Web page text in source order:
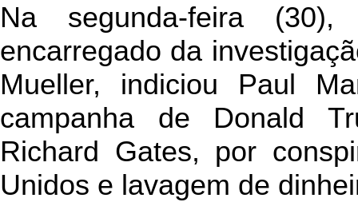
Na segunda-feira
encarregado da
Mueller, indiciou Paul
campanha de Donald
Richard Gates, por
Unidos e lavagem de